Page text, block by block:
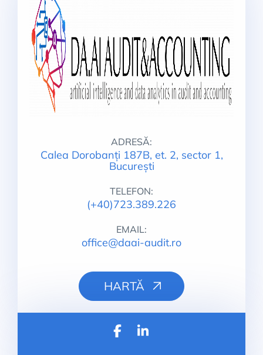
ADRESĂ:
Calea Dorobanți 187B, et. 2, sector 1,
București
TELEFON:
(+40)723.389.226
EMAIL:
office@daai-audit.ro
HARTĂ